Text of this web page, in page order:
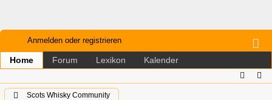
Anmelden oder registrieren
Home Forum Lexikon Kalender
Scots Whisky Community